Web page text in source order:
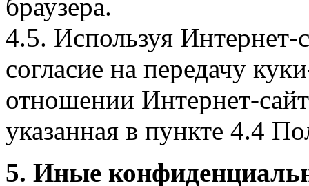
браузера.
4.5. Используя Интернет-
согласие на передачу
отношении Интернет-
указанная в пункте 4.4
5. Иные